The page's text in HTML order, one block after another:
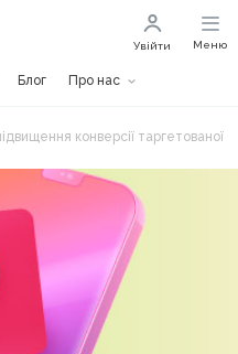
Блог Про нас
Увійти Меню
конверсії таргетованої